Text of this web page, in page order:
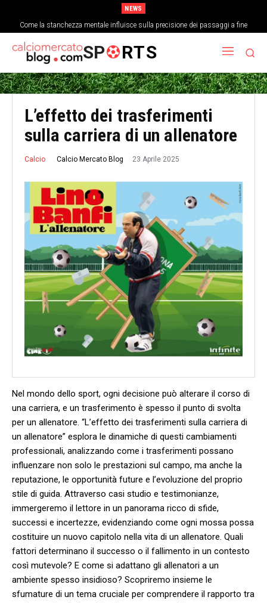
NEWS
Come la stanchezza mentale influisce sulla precisione dei passaggi a fine
partita
La storia dimenticata della Coppa delle Fiere e l’evoluzione delle coppe europee
SP RTS
L’effetto dei trasferimenti
sulla carriera di un allenatore
Calcio Calcio Mercato Blog 23 Aprile 2025
Nel mondo dello sport, ogni decisione può alterare ‍il corso di
una carriera, e un trasferimento⁣ è spesso il punto di svolta‍
per un allenatore. “L’effetto dei trasferimenti sulla carriera di
un allenatore” esplora le dinamiche di questi cambiamenti
professionali, analizzando come i trasferimenti possano
influenzare non solo le prestazioni sul ⁢campo,⁤ ma ‌anche la
reputazione, le opportunità future e l’evoluzione del proprio
stile di guida. Attraverso casi studio e testimonianze,
immergeremo il lettore ​in un panorama ricco di sfide,
successi e incertezze,⁤ evidenziando ⁤come ogni mossa possa
costituire un nuovo capitolo nella vita di un​ allenatore. Quali
fattori determinano il successo o ‍il fallimento in un contesto⁤
così ​mutevole? E come si adattano gli allenatori a un
ambiente spesso insidioso? Scopriremo insieme le
sfumature⁣ di ‍un tema cruciale per ​comprendere il rapporto tra